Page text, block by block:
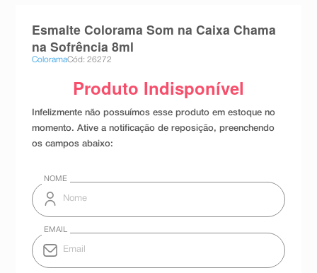
Esmalte Colorama Som na Caixa Chama
na Sofrência 8ml
ColoramaCód: 26272
absorvente
10ºshampoo